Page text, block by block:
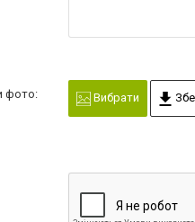
фото: Вибрати